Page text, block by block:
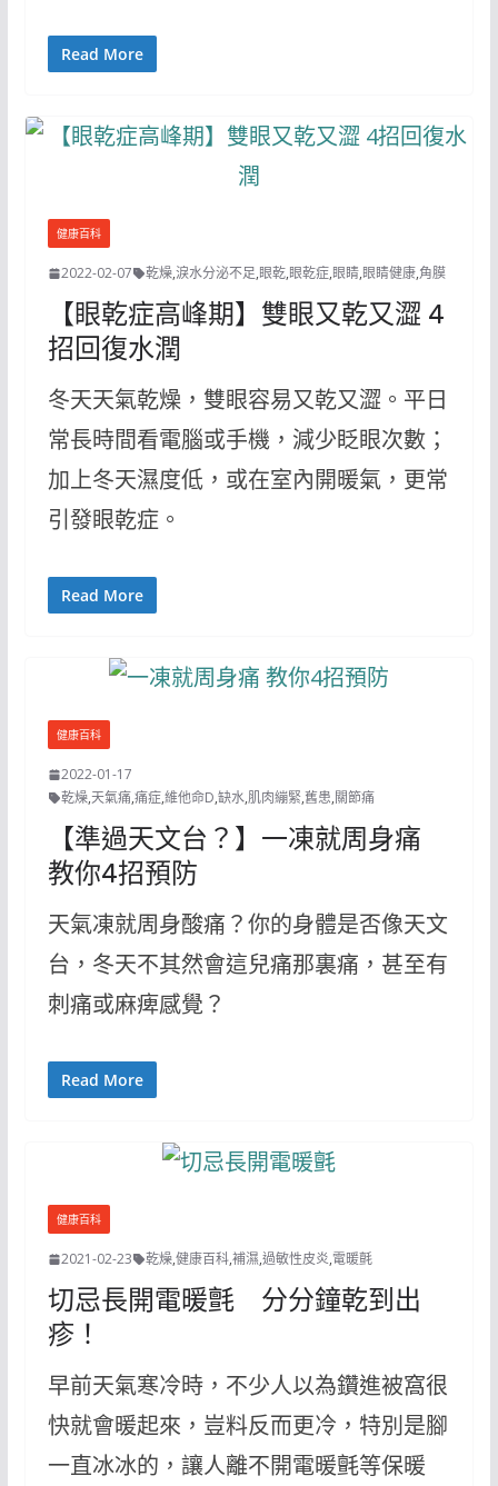
Read More
健康百科
2022-02-07 乾燥,淚水分泌不足,眼乾,眼乾症,眼睛,眼睛健康,角膜
【眼乾症高峰期】雙眼又乾又澀 4
招回復水潤
冬天天氣乾燥，雙眼容易又乾又澀。平日
常長時間看電腦或手機，減少眨眼次數；
加上冬天濕度低，或在室內開暖氣，更常
引發眼乾症。
Read More
健康百科
2022-01-17
乾燥,天氣痛,痛症,維他命D,缺水,肌肉繃緊,舊患,關節痛
【準過天文台？】一凍就周身痛
教你4招預防
天氣凍就周身酸痛？你的身體是否像天文
台，冬天不其然會這兒痛那裏痛，甚至有
刺痛或麻痺感覺？
Read More
健康百科
2021-02-23 乾燥,健康百科,補濕,過敏性皮炎,電暖氈
切忌長開電暖氈 分分鐘乾到出
疹！
早前天氣寒冷時，不少人以為鑽進被窩很
快就會暖起來，豈料反而更冷，特別是腳
一直冰冰的，讓人離不開電暖氈等保暖